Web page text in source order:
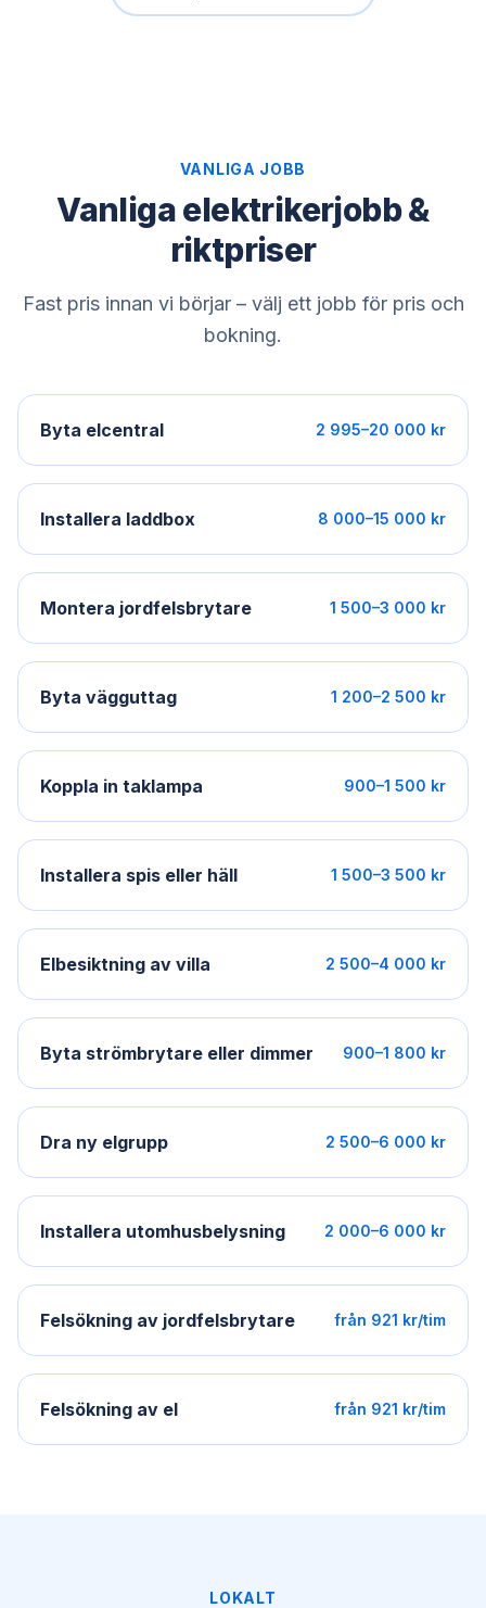
VANLIGA JOBB
Vanliga elektrikerjobb &
riktpriser
Fast pris innan vi börjar – välj ett jobb för pris och
bokning.
Byta elcentral 2 995–20 000 kr
Installera laddbox 8 000–15 000 kr
Montera jordfelsbrytare 1 500–3 000 kr
Byta vägguttag 1 200–2 500 kr
Koppla in taklampa 900–1 500 kr
Installera spis eller häll 1 500–3 500 kr
Elbesiktning av villa 2 500–4 000 kr
Byta strömbrytare eller dimmer 900–1 800 kr
Dra ny elgrupp 2 500–6 000 kr
Installera utomhusbelysning 2 000–6 000 kr
Felsökning av jordfelsbrytare från 921 kr/tim
Felsökning av el från 921 kr/tim
LOKALT